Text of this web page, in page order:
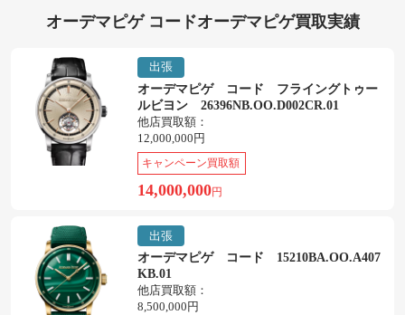
オーデマピゲ コードオーデマピゲ買取実績
出張
オーデマピゲ コード フライングトゥー
ルビヨン 26396NB.OO.D002CR.01
他店買取額：
12,000,000円
キャンペーン買取額
14,000,000円
出張
オーデマピゲ コード 15210BA.OO.A407
KB.01
他店買取額：
8,500,000円